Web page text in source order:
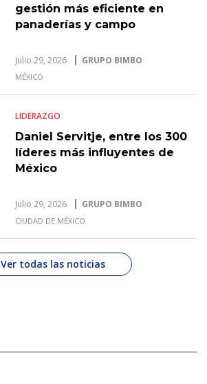
gestión más eficiente en
panaderías y campo
Julio 29, 2026 GRUPO BIMBO
MÉXICO
LIDERAZGO
Daniel Servitje, entre los 300
líderes más influyentes de
México
Julio 29, 2026 GRUPO BIMBO
CIUDAD DE MÉXICO
Ver todas las noticias